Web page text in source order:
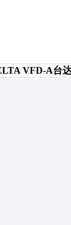
VFD-A台